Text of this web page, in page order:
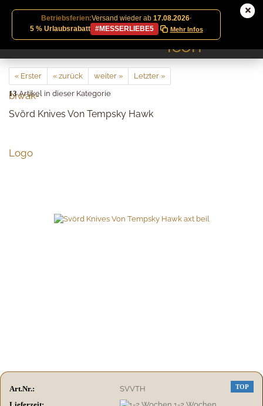
Betriebsferien:Versand wieder ab 17.08.2026·
5 % Urlaubsrabatt
#MESSERLIEBE5 Mehr Infos
« Erster « zurück weiter »
Letzter »
13Artikel in dieser Kategorie
Svörd Knives Von Tempsky Hawk
TOP
Art.Nr.:
SVVTH
Lieferzeit:
1-2 Wochen